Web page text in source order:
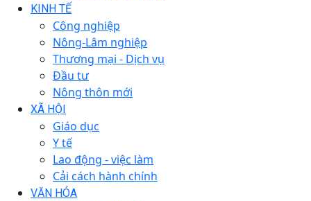
KINH TẾ
Công nghiệp
Nông-Lâm nghiệp
Thương mại - Dịch vụ
Đầu tư
Nông thôn mới
XÃ HỘI
Giáo dục
Y tế
Lao động - việc làm
Cải cách hành chính
VĂN HÓA